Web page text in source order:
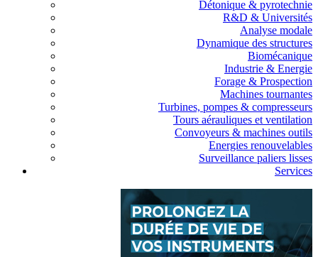
Détonique & pyrotechnie
R&D & Universités
Analyse modale
Dynamique des structures
Biomécanique
Industrie & Energie
Forage & Prospection
Machines tournantes
Turbines, pompes & compresseurs
Tours aérauliques et ventilation
Convoyeurs & machines outils
Energies renouvelables
Surveillance paliers lisses
Services